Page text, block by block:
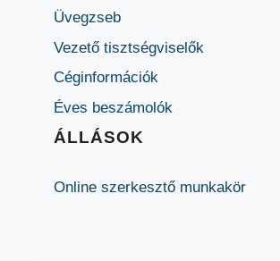
Üvegzseb
Vezető tisztségviselők
Céginformációk
Éves beszámolók
ÁLLÁSOK
Online szerkesztő munkakör